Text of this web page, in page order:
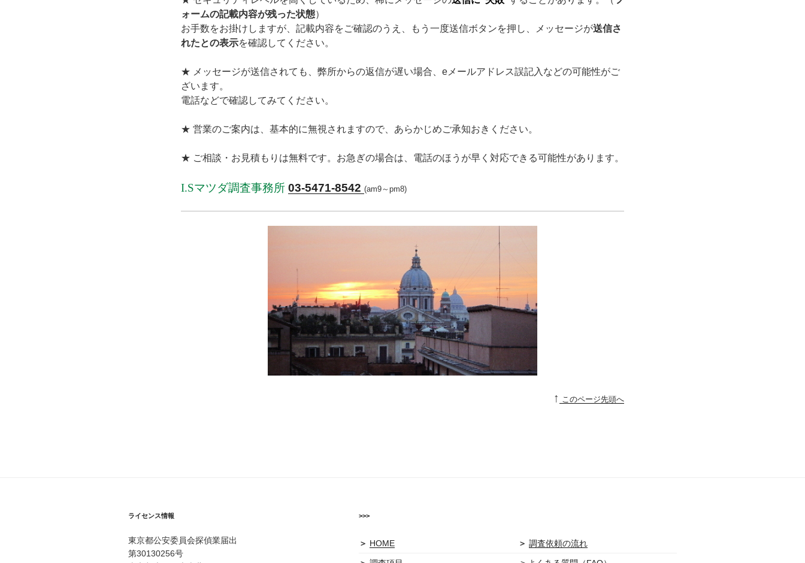
ォームの記載内容が残った状態）
お手数をお掛けしますが、記載内容をご確認のうえ、もう一度送信ボタンを押し、メッセージが送信さ
れたとの表示を確認してください。
★ メッセージが送信されても、弊所からの返信が遅い場合、eメールアドレス誤記入などの可能性がご
ざいます。
電話などで確認してみてください。
★ 営業のご案内は、基本的に無視されますので、あらかじめご承知おきください。
★ ご相談・お見積もりは無料です。お急ぎの場合は、電話のほうが早く対応できる可能性があります。
I.Sマツダ調査事務所 03-5471-8542 (am9～pm8)
↑ このページ先頭へ
ライセンス情報
東京都公安委員会探偵業届出
第30130256号
>>>
＞ HOME ＞ 調査依頼の流れ